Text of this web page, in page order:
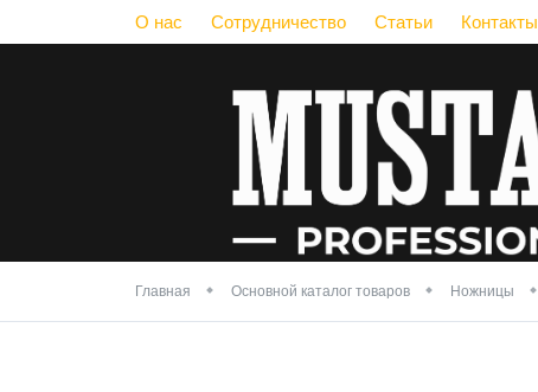
О нас Сотрудничество Статьи Контакты
Главная Основной каталог товаров Ножницы